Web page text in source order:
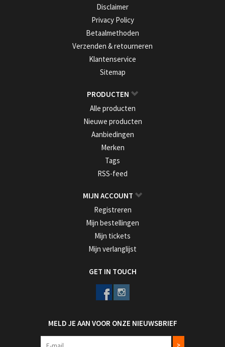
Disclaimer
Privacy Policy
Betaalmethoden
Verzenden & retourneren
Klantenservice
Sitemap
PRODUCTEN
Alle producten
Nieuwe producten
Aanbiedingen
Merken
Tags
RSS-feed
MIJN ACCOUNT
Registreren
Mijn bestellingen
Mijn tickets
Mijn verlanglijst
GET IN TOUCH
MELD JE AAN VOOR ONZE NIEUWSBRIEF
>